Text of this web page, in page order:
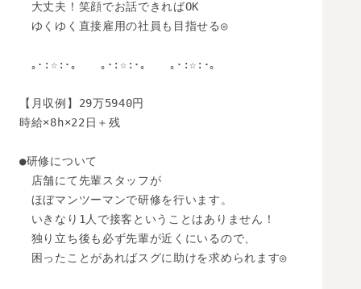
大丈夫！笑顔でお話できればOK
ゆくゆく直接雇用の社員も目指せる◎
｡･:☆:･｡　　｡･:☆:･｡　　｡･:☆:･｡
【月収例】29万5940円
時給×8h×22日＋残
●研修について
店舗にて先輩スタッフが
ほぼマンツーマンで研修を行います。
いきなり1人で接客ということはありません！
独り立ち後も必ず先輩が近くにいるので、
困ったことがあればスグに助けを求められます◎